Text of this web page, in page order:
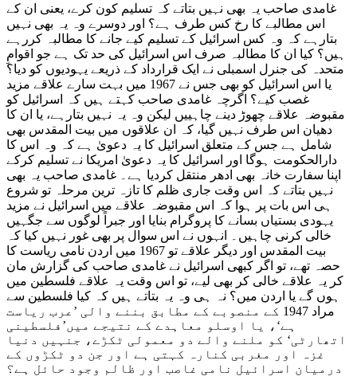
غامدی صاحب یہ بھی نہیں بتاتے کہ تسلیم کون کرے، یعنی ان کے
اس مطالبے کا رخ کس طرف ہے؟ اور دوسرے وہ یہ بھی نہیں
بتارہے کہ وہ کس اسرائیل کے تسلیم کیے جانے کا مطالبہ کررہے
ہیں؟ کیا ان کا مطالبہ صرف اس اسرائیل کی حد تک ہے جو اقوامِ
متحدہ کی جنرل اسمبلی نے ایک قرارداد کے ذریعے یہودیوں کو دیا؟
یا اس اسرائیل کو بھی جس نے 1967 میں بہت سارے علاقے مزید
غصب کیے؟ اگرچہ غامدی صاحب کہتے ہیں کہ اسرائیل کو
مقبوضہ علاقے چھوڑ دینے چاہییں لیکن وہ یہ نہیں بتارہے، یا ان کا
دھیان اس طرف نہیں گیا، کہ ان علاقوں میں بیت المقدس بھی
شامل ہے جس کے متعلق اسرائیل کا یہ دعویٰ ہے کہ وہ اس کا
دارالحکومت ہوگا اور اسرائیل کا یہ دعویٰ امریکا نے تسلیم کرکے
اپنا سفارت خانہ بھی ادھر منتقل کردیا ہے۔ غامدی صاحب یہ بھی
نہیں بتاتے کہ اس وقت جاری ظلم کا تازہ ترین مرحلہ تو شروع
ہی اس بات پر ہوا کہ اس مقبوضہ علاقے میں اسرائیل نے مزید
یہودی بستیاں بسانے کا پروگرام بنایا اور جبراً لوگوں سے جگہیں
خالی کرنی چاہیں۔ انہوں نے اس سوال پر بھی غور نہیں کیا کہ
بیت المقدس اور دیگر علاقے تو 1967 میں اردن نامی ریاست کا
حصہ تھے، تو اگر کبھی اسرائیل نے غامدی صاحب کی گزارش مان
کر یہ علاقے خالی کر بھی لیے، تو اس وقت یہ علاقے فلسطین میں
ہوں گے یا اردن میں؟ نہ ہی وہ یہ بتاتے ہیں کہ کیا فلسطین سے
مراد 1947 کے منصوبے کے مطابق بننے والی ’عرب ریاست
ہے‘، یا اوسلو معاہدے کے نتیجے میں’فلسطینی
اتھارٹی‘ کو ملنے والے دو معمولی ٹکڑے، جنہیں دنیا
غزہ اور مغربی کنارہ کہتی ہے اور جن دو ٹکڑوں کے
درمیان اسرائیل نامی غاصب اور ظالم وجود حائل ہے؟